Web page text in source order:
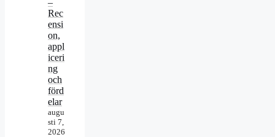
Rec
ensi
on,
appl
iceri
ng
och
förd
elar
augu
sti 7,
2026